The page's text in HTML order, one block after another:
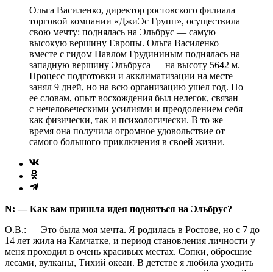
Ольга Василенко, директор ростовского филиала
торговой компании «ДжиЭс Групп», осуществила
свою мечту: поднялась на Эльбрус — самую
высокую вершину Европы. Ольга Василенко
вместе с гидом Павлом Грудининым поднялась на
западную вершину Эльбруса — на высоту 5642 м.
Процесс подготовки и акклиматизации на месте
занял 9 дней, но на всю организацию ушел год. По
ее словам, опыт восхождения был нелегок, связан
с нечеловеческими усилиями и преодолением себя
как физически, так и психологически. В то же
время она получила огромное удовольствие от
самого большого приключения в своей жизни.
N: — Как вам пришла идея подняться на Эльбрус?
О.В.: — Это была моя мечта. Я родилась в Ростове, но с 7 до
14 лет жила на Камчатке, и период становления личности у
меня проходил в очень красивых местах. Сопки, обросшие
лесами, вулканы, Тихий океан. В детстве я любила уходить